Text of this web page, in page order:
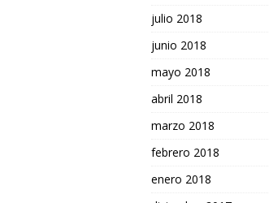
julio 2018
junio 2018
mayo 2018
abril 2018
marzo 2018
febrero 2018
enero 2018